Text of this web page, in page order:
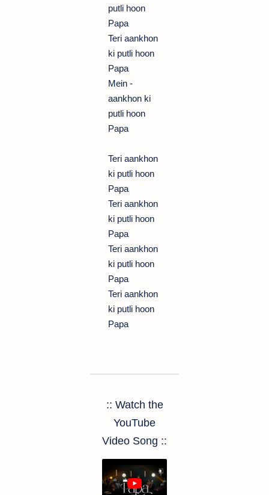
putli hoon
Papa
Teri aankhon
ki putli hoon
Papa
Mein -
aankhon ki
putli hoon
Papa
Teri aankhon
ki putli hoon
Papa
Teri aankhon
ki putli hoon
Papa
Teri aankhon
ki putli hoon
Papa
Teri aankhon
ki putli hoon
Papa
:: Watch the
YouTube
Video Song ::